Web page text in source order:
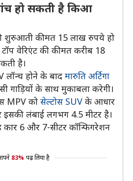
हो सकती है किआ
कीमत 15 लाख रुपये हो
वेरिएंट की कीमत करीब 18
है।
होने के बाद मारुति अर्टिगा
गाड़ियों के साथ मुकाबला करेगी।
MPV को सेल्टोस SUV के आधार
इसकी लंबाई लगभग 4.5 मीटर है।
कार 6 और 7-सीटर कॉन्फिगरेशन
83% पढ़ लिया है